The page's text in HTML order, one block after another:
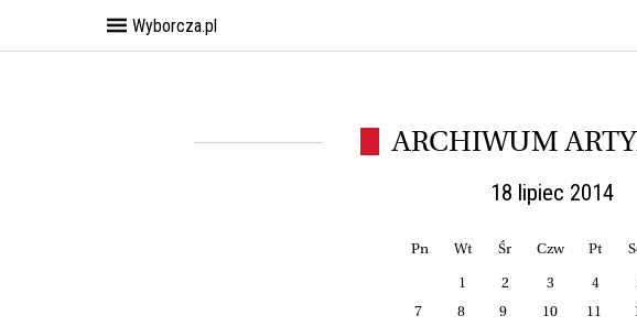
Wyborcza.pl
ARCHIWUM
18 lipiec 2014
Pn Wt Śr Czw Pt
1 2 3 4
7
8 9 10 11